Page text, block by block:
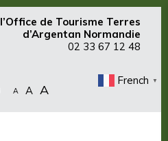
l’Office de Tourisme Terres
d’Argentan Normandie
02 33 67 12 48
A A A
French ▼